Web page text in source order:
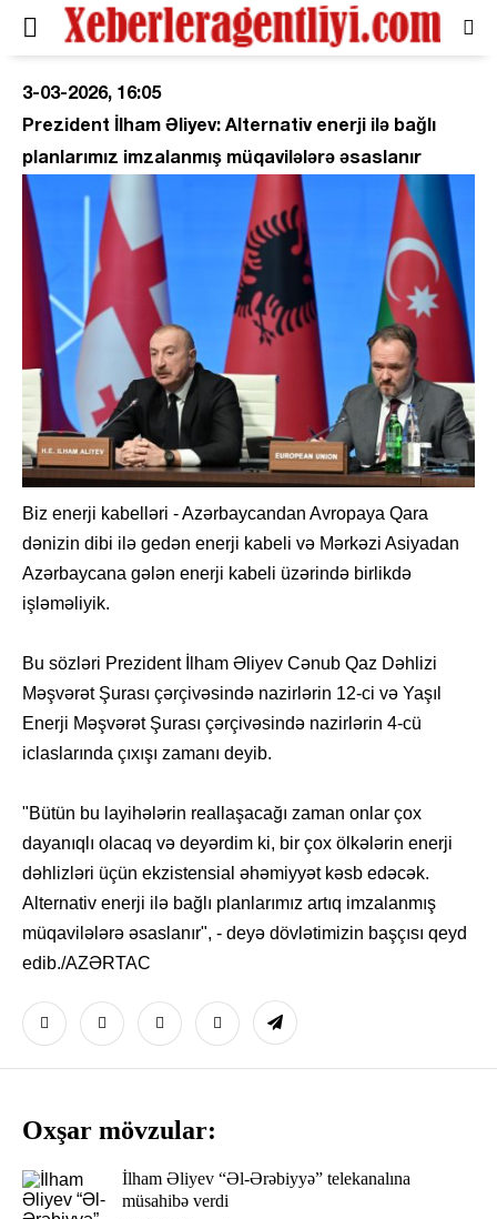
3-03-2026, 16:05
Prezident İlham Əliyev: Alternativ enerji ilə bağlı
planlarımız imzalanmış müqavilələrə əsaslanır
Biz enerji kabelləri - Azərbaycandan Avropaya Qara
dənizin dibi ilə gedən enerji kabeli və Mərkəzi Asiyadan
Azərbaycana gələn enerji kabeli üzərində birlikdə
işləməliyik.
Bu sözləri Prezident İlham Əliyev Cənub Qaz Dəhlizi
Məşvərət Şurası çərçivəsində nazirlərin 12-ci və Yaşıl
Enerji Məşvərət Şurası çərçivəsində nazirlərin 4-cü
iclaslarında çıxışı zamanı deyib.
"Bütün bu layihələrin reallaşacağı zaman onlar çox
dayanıqlı olacaq və deyərdim ki, bir çox ölkələrin enerji
dəhlizləri üçün ekzistensial əhəmiyyət kəsb edəcək.
Alternativ enerji ilə bağlı planlarımız artıq imzalanmış
müqavilələrə əsaslanır", - deyə dövlətimizin başçısı qeyd
edib./AZƏRTAC
Oxşar mövzular:
İlham Əliyev “Əl-Ərəbiyyə” telekanalına
müsahibə verdi